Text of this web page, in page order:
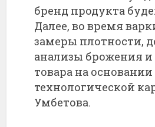
бренд продукта
Далее, во время
замеры плотности,
анализы брожения
товара на основании
технологической
Умбетова.